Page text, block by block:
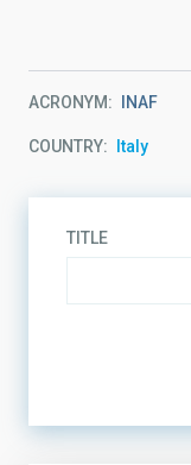
ACRONYM INAF
COUNTRY Italy
TITLE